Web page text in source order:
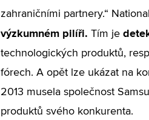
zahraničními partnery.“
výzkumném pilíři. Tím je
technologických produktů,
fórech. A opět lze ukázat na
2013 musela společnost
produktů svého konkurenta.